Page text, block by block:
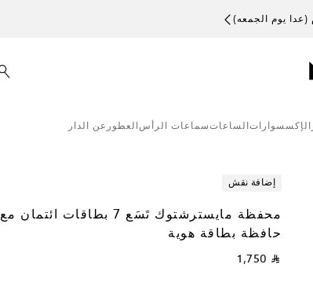
الإكسسوارات الساعاتسماعات الرأس العطور عن الدار
إضافة نقش
محفظة مايسترشتوك تَسَع 7 بطاقات ائتمان مع
حافظة بطاقة هوية
⃁ 1,750